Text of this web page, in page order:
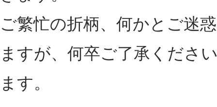
ご繁忙の折柄、何かとご迷
ますが、何卒ご了承くださ
ます。